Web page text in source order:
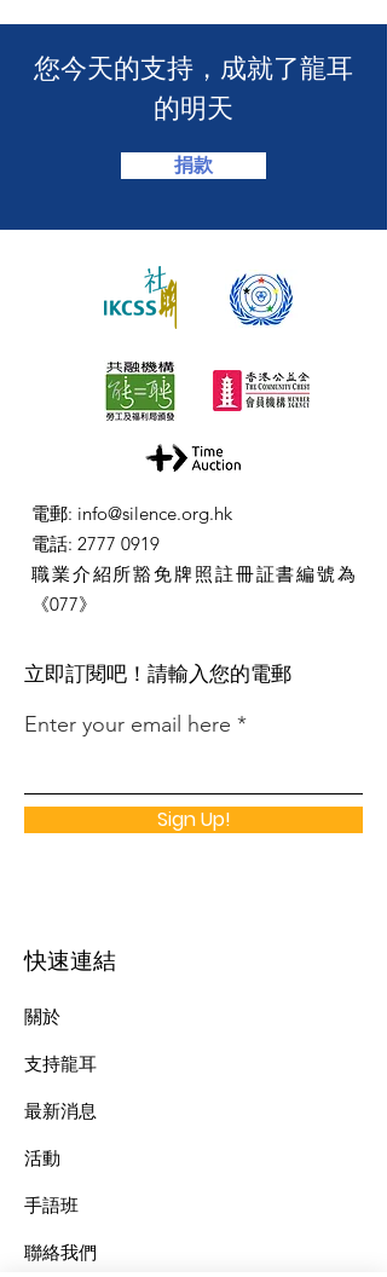
​您今天的支持，成就了龍耳
的明天
捐款
電郵: info@silence.org.hk
電話: 2777 0919
職業介紹所豁免牌照註冊証書編號為
《077》
​立即訂閱吧！請輸入您的電郵
Enter your email here
Sign Up!
快速連結
關於
支持龍耳
最新消息
​活動
手語班
​聯絡我們